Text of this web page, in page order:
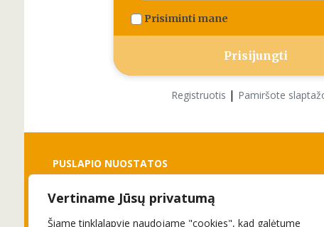
Vertiname Jūsų privatumą
Šiame tinklalapyje naudojame "cookies", kad galėtume
Prisiminti mane
Registruotis | Pamiršote
PUSLAPIO NUOSTATOS
Slapukai
Privatumo politika